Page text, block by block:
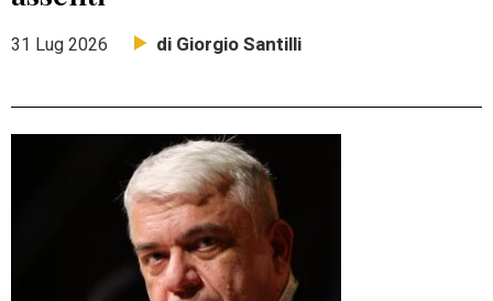
31 Lug 2026 di Giorgio Santilli